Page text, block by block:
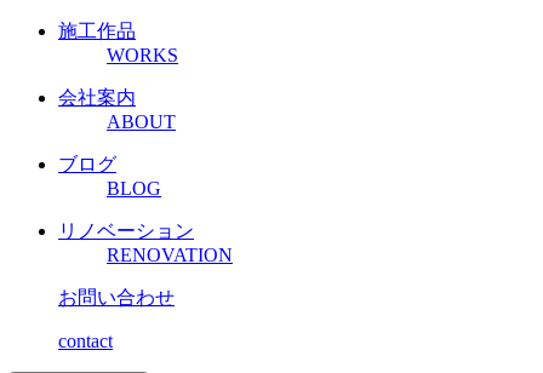
施工作品
WORKS
会社案内
ABOUT
ブログ
BLOG
リノベーション
RENOVATION
お問い合わせ
contact